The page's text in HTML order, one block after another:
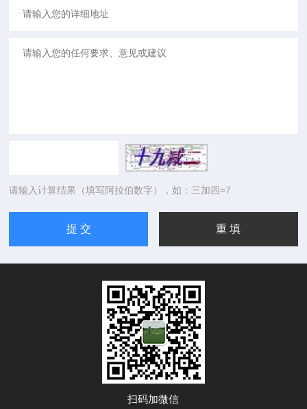
请输入计算结果（填写阿拉伯数字），如：三加四=7
扫码加微信